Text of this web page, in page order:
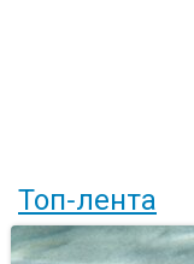
Топ-лента